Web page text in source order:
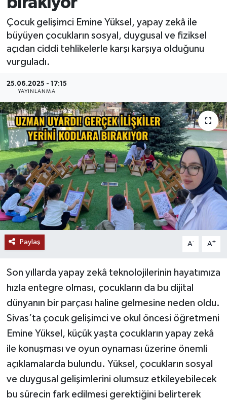
Çocuk gelişimci Emine Yüksel, yapay zekâ ile
büyüyen çocukların sosyal, duygusal ve fiziksel
açıdan ciddi tehlikelerle karşı karşıya olduğunu
vurguladı.
25.06.2025 - 17:15
YAYINLANMA
Paylaş A- A+
Son yıllarda yapay zekâ teknolojilerinin hayatımıza
hızla entegre olması, çocukların da bu dijital
dünyanın bir parçası haline gelmesine neden oldu.
Sivas’ta çocuk gelişimci ve okul öncesi öğretmeni
Emine Yüksel, küçük yaşta çocukların yapay zekâ
ile konuşması ve oyun oynaması üzerine önemli
açıklamalarda bulundu. Yüksel, çocukların sosyal
ve duygusal gelişimlerini olumsuz etkileyebilecek
bu sürecin fark edilmesi gerektiğini belirterek
MAGAZİN
ÖZEL HABER
SAĞLIK
SİYASET
SOSYAL YARDIMLAR
SPONSORLU YAZI
SPOR
TEKNOLOJİ
YAŞAM